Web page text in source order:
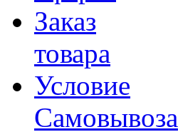
Заказ
товара
Условие
Самовывоза